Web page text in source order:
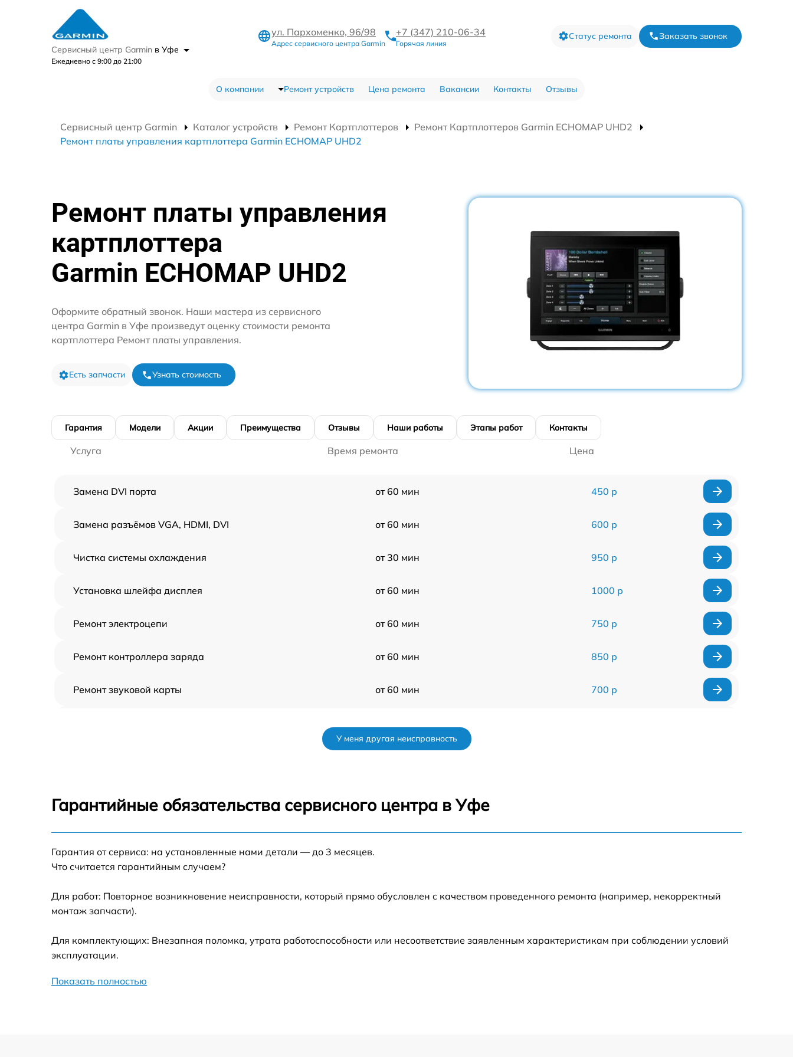
Сервисный центр Garmin в Уфе
Ежедневно с 9:00 до 21:00
ул. Пархоменко, 96/98
Адрес сервисного центра Garmin
+7 (347) 210-06-34
Горячая линия
Статус ремонта Заказать звонок
О компании Ремонт устройств Цена ремонта Вакансии Контакты Отзывы
Сервисный центр Garmin Каталог устройств Ремонт Картплоттеров
Ремонт Картплоттеров Garmin ECHOMAP UHD2
Ремонт платы управления картплоттера Garmin ECHOMAP UHD2
Ремонт платы управления
картплоттера
Garmin ECHOMAP UHD2
Оформите обратный звонок. Наши мастера из сервисного
центра Garmin в Уфе произведут оценку стоимости ремонта
картплоттера Ремонт платы управления.
Есть запчасти Узнать стоимость
Гарантия Модели Акции Преимущества Отзывы Наши работы Этапы работ Контакты
Услуга Время ремонта Цена
Замена DVI порта от 60 мин 450 р
Замена разъёмов VGA, HDMI, DVI от 60 мин 600 р
Чистка системы охлаждения от 30 мин 950 р
Установка шлейфа дисплея от 60 мин 1000 р
Ремонт электроцепи от 60 мин 750 р
Ремонт контроллера заряда от 60 мин 850 р
Ремонт звуковой карты от 60 мин 700 р
Замена станции airport
Замена аудио выхода
Замена VGA порта
У меня другая неисправность
Гарантийные обязательства сервисного центра в Уфе
Гарантия от сервиса: на установленные нами детали — до 3 месяцев.
Что считается гарантийным случаем?
Для работ: Повторное возникновение неисправности, который прямо обусловлен с качеством проведенного ремонта (например, некорректный
монтаж запчасти).
Для комплектующих: Внезапная поломка, утрата работоспособности или несоответствие заявленным характеристикам при соблюдении условий
эксплуатации.
Показать полностью